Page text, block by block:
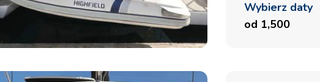
Wybierz daty
od 1,500